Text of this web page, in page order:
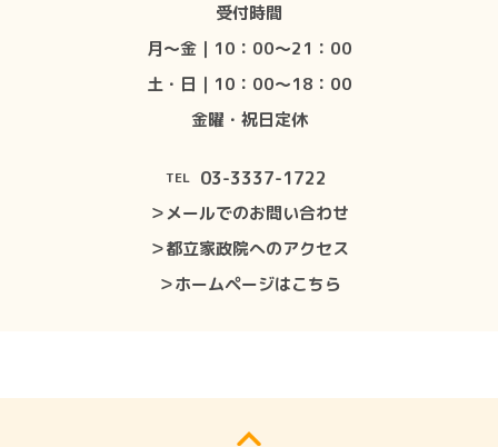
受付時間
月〜金｜10：00〜21：00
土・日｜10：00〜18：00
金曜・祝日定休
TEL 03-3337-1722
＞メールでのお問い合わせ
＞都立家政院へのアクセス
＞ホームページはこちら